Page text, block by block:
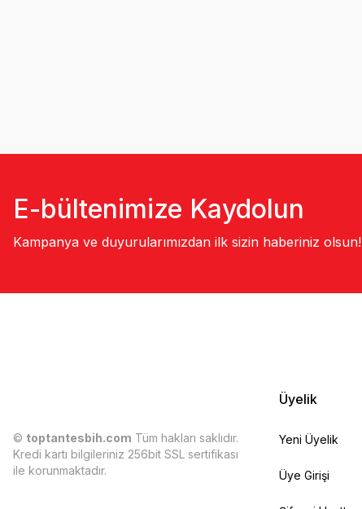
E-bültenimize Kaydolun
Kampanya ve duyurularımızdan ilk sizin haberiniz olsun!
© toptantesbih.com Tüm hakları saklıdır.
Kredi kartı bilgileriniz 256bit SSL sertifikası
ile korunmaktadır.
Üyelik
Yeni Üyelik
Üye Girişi